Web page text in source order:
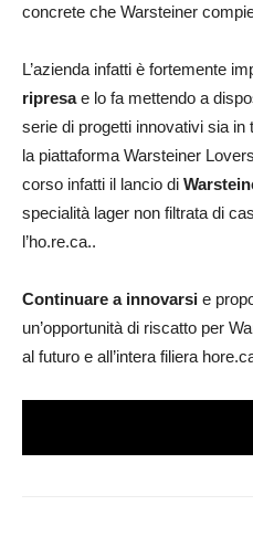
concrete che Warsteiner
L’azienda infatti è fortemente
ripresae lo fa mettendo a
serie di progetti innovativi sia
la piattaforma Warsteiner
corso infatti il lancio di
specialità lager non filtrata di
l’ho.re.ca..
Continuare a innovarsi e
un’opportunità di riscatto per
al futuro e all’intera filiera